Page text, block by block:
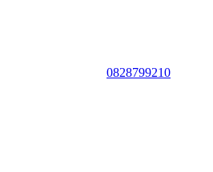
0828799210